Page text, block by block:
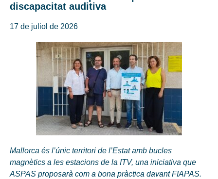
discapacitat auditiva
17 de juliol de 2026
Mallorca és l’únic territori de l’Estat amb bucles
magnètics a les estacions de la ITV, una iniciativa que
ASPAS proposarà com a bona pràctica davant FIAPAS.